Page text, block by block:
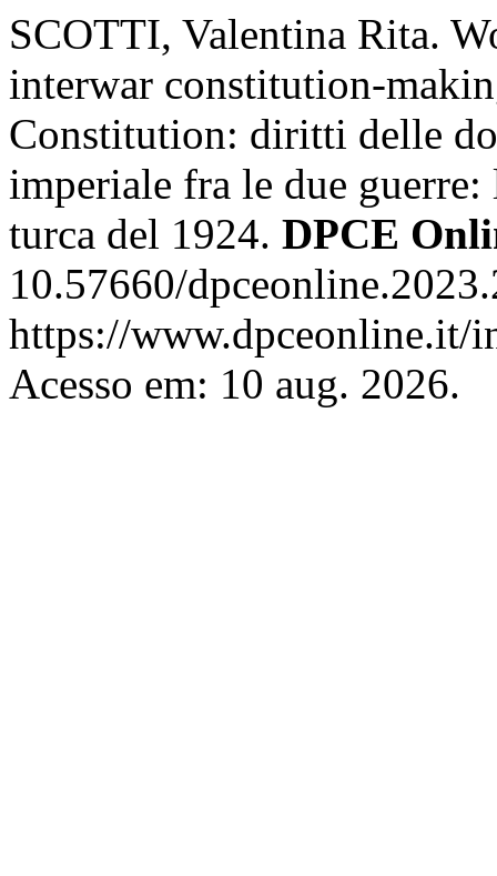
SCOTTI, Valentina Rita.
interwar constitution-
Constitution: diritti delle
imperiale fra le due
turca del 1924. DPCE
10.57660/
https://www.dpceonline.it/
Acesso em: 10 aug. 2026.